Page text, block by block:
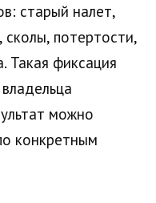
старый налет,
сколы, потертости,
Такая фиксация
можно
конкретным